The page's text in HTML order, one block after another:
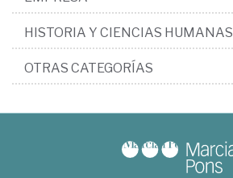
HISTORIA Y CIENCIAS HUMANAS
OTRAS CATEGORÍAS